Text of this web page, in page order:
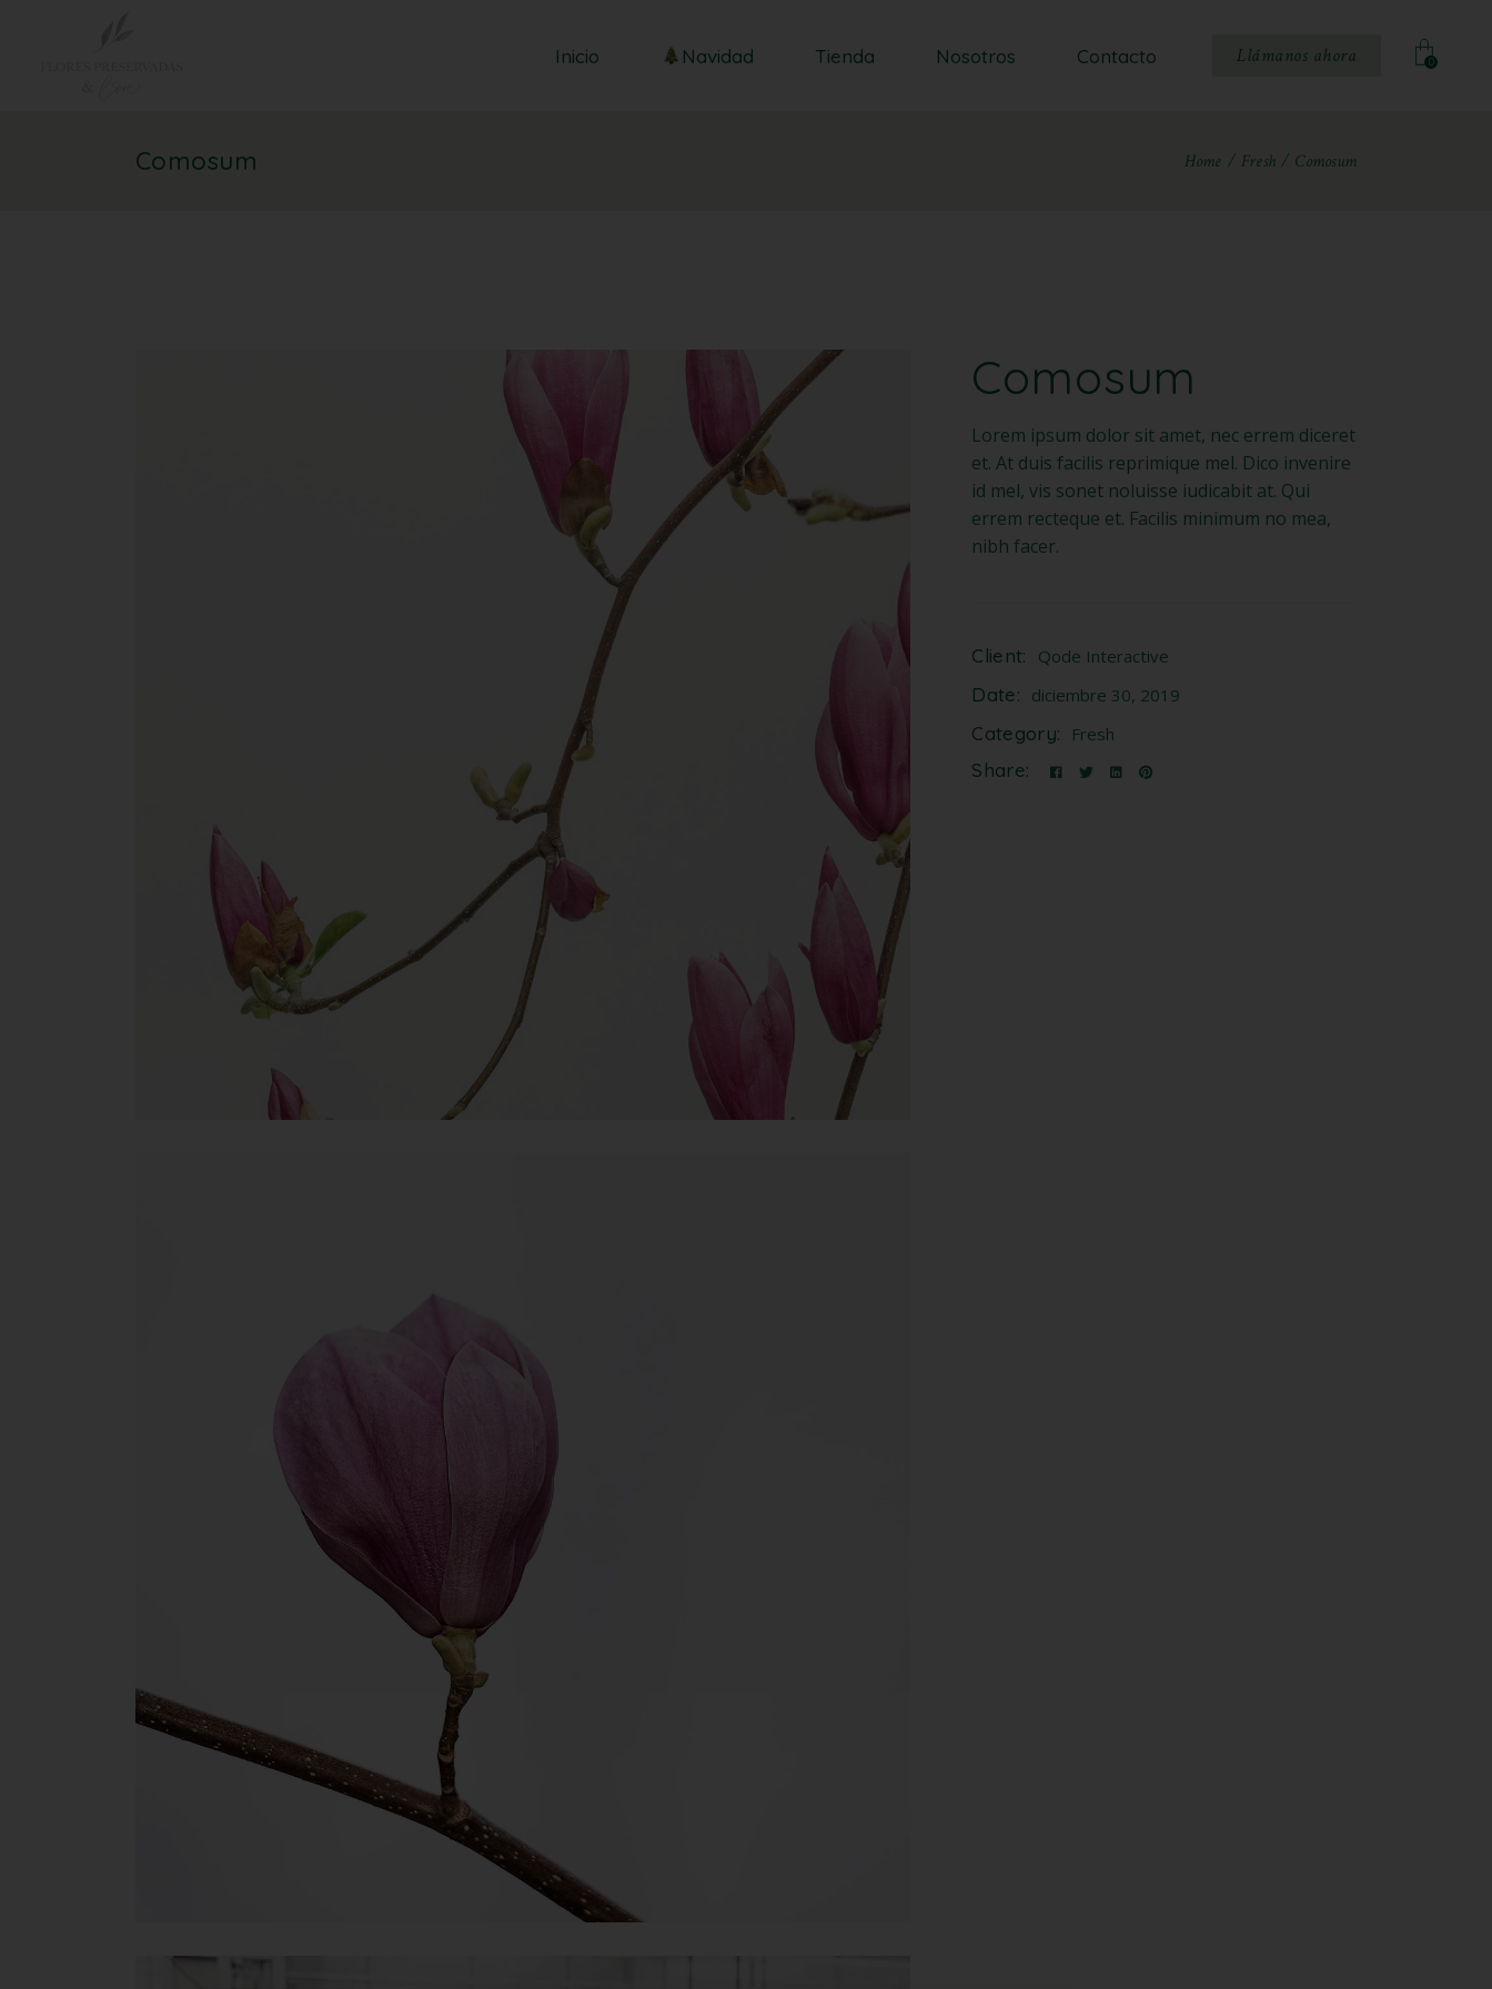
Inicio Navidad Tienda Nosotros Contacto Llámanos ahora 0
Centros
Comosum Home Fresh Comosum
Comosum
Lorem ipsum dolor sit amet, nec errem diceret
et. At duis facilis reprimique mel. Dico invenire
id mel, vis sonet noluisse iudicabit at. Qui
errem recteque et. Facilis minimum no mea,
nibh facer.
Client: Qode Interactive
Date: diciembre 30, 2019
Category: Fresh
Share: